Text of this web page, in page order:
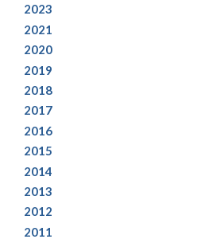
2023
2021
2020
2019
2018
2017
2016
2015
2014
2013
2012
2011